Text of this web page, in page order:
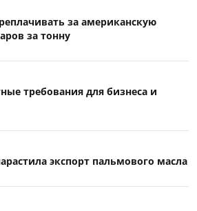
за американскую
за тонну
требования для бизнеса и
экспорт пальмового масла